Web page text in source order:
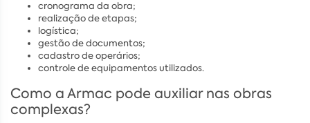
cronograma da obra;
realização de etapas;
logística;
gestão de documentos;
cadastro de operários;
controle de equipamentos utilizados.
Como a Armac pode auxiliar nas obras
complexas?